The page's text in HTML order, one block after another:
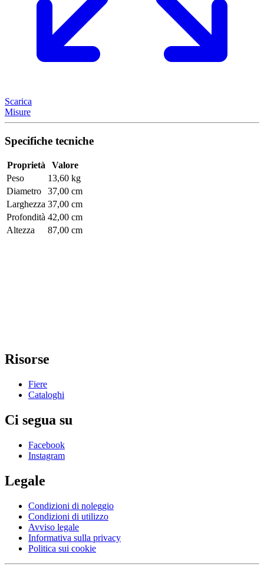
Scarica
Misure
Specifiche tecniche
Proprietà
Valore
Peso
13,60 kg
Diametro
37,00 cm
Larghezza 37,00 cm
Profondità 42,00 cm
Altezza
87,00 cm
Risorse
Fiere
Cataloghi
Ci segua su
Facebook
Instagram
Legale
Condizioni di noleggio
Condizioni di utilizzo
Avviso legale
Informativa sulla privacy
Politica sui cookie